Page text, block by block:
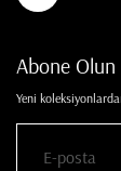
Abone Olun
Yeni